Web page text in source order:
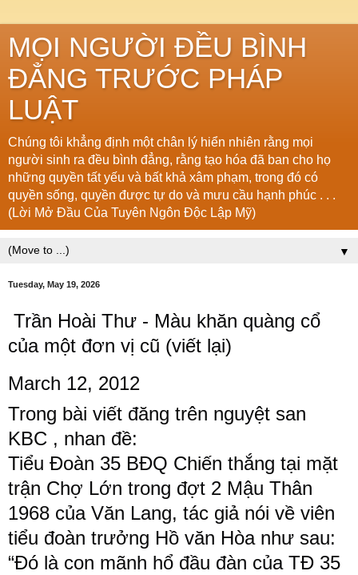
MỌI NGƯỜI ĐỀU BÌNH
ĐẲNG TRƯỚC PHÁP
LUẬT
Chúng tôi khẳng định một chân lý hiển nhiên rằng mọi
người sinh ra đều bình đẳng, rằng tạo hóa đã ban cho họ
những quyền tất yếu và bất khả xâm phạm, trong đó có
quyền sống, quyền được tự do và mưu cầu hạnh phúc . . .
(Lời Mở Đầu Của Tuyên Ngôn Độc Lập Mỹ)
▼
Tuesday, May 19, 2026
Trần Hoài Thư - Màu khăn quàng cổ
của một đơn vị cũ (viết lại)
March 12, 2012
Trong bài viết đăng trên nguyệt san
KBC , nhan đề:
Tiểu Đoàn 35 BĐQ Chiến thắng tại mặt
trận Chợ Lớn trong đợt 2 Mậu Thân
1968 của Văn Lang, tác giả nói về viên
tiểu đoàn trưởng Hồ văn Hòa như sau:
“Đó là con mãnh hổ đầu đàn của TĐ 35